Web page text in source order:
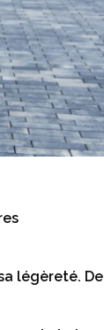
légèreté. De